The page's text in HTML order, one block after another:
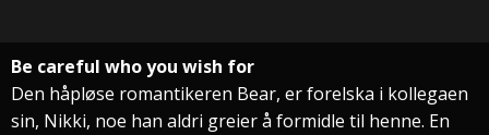
Be careful who you wish for
Den håpløse romantikeren Bear, er forelska i kollegaen
sin, Nikki, noe han aldri greier å formidle til henne. En